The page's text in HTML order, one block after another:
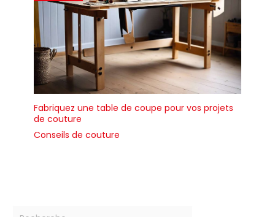
Fabriquez une table de coupe pour vos projets
de couture
Conseils de couture